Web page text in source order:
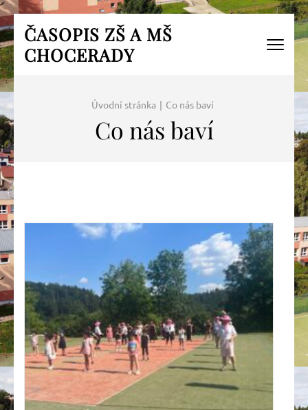
Přeskočit
na
obsah
(Enter)
ČASOPIS ZŠ A MŠ
CHOCERADY
Úvodní stránka | Co nás baví
Co nás baví